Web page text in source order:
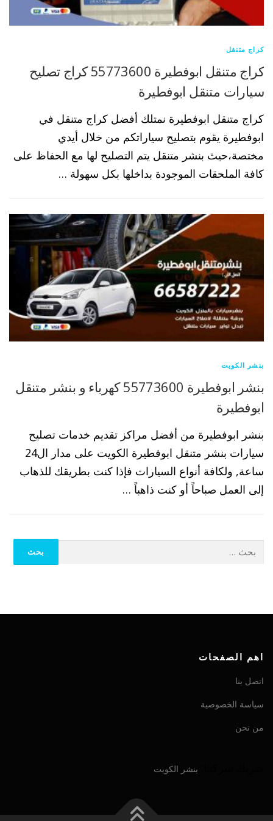
كراج متنقل
كراج متنقل ابوفطيرة 55773600 كراج تصليح
سيارات متنقل ابوفطيرة
كراج متنقل ابوفطيرة نمتلك أفضل كراج متنقل في
ابوفطيرة يقوم بتصليح سياراتكم من خلال أيدي
مختصة،حيث بنشر متنقل يتم التصليح لها مع الحفاظ على
كافة الملحقات الموجودة بداخلها بكل سهولة …
بنشر الكويت
بنشر ابوفطيرة 55773600 كهرباء و بنشر متنقل
ابوفطيرة
بنشر ابوفطيرة من أفضل مراكز تقديم خدمات تصليح
سيارات بنشر متنقل ابوفطيرة الكويت على مدار ال24
ساعة, ولكافة أنواع السيارات فإذا كنت بطريقك للذهاب
إلى العمل صباحاً أو كنت ذاهباً …
اهم الصفحات
اتصل بنا
سياسة الخصوصية
من نحن
بنشر الكويت